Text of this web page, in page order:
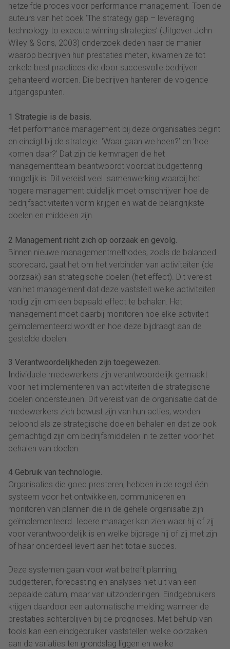
hetzelfde proces voor performance management. Toen de
auteurs van het boek ‘The strategy gap – leveraging
technology to execute winning strategies’ (Uitgever John
Wiley & Sons, 2003) onderzoek deden naar de manier
waarop bedrijven hun prestaties meten, kwamen ze tot
enkele best practices die door succesvolle bedrijven
gehanteerd worden. Die bedrijven hanteren de volgende
uitgangspunten.
1 Strategie is de basis.
Het performance management bij deze organisaties begint
en eindigt bij de strategie. ‘Waar gaan we heen?’ en ‘hoe
komen daar?’ Dat zijn de kernvragen die het
managementteam beantwoordt voordat budgettering
mogelijk is. Dit vereist veel samenwerking waarbij het
hogere management duidelijk moet omschrijven hoe de
bedrijfsactiviteiten vorm krijgen en wat de belangrijkste
doelen en middelen zijn.
2 Management richt zich op oorzaak en gevolg.
Binnen nieuwe managementmethodes, zoals de balanced
scorecard, gaat het om het verbinden van activiteiten (de
oorzaak) aan strategische doelen (het effect). Dit vereist
van het management dat deze vaststelt welke activiteiten
nodig zijn om een bepaald effect te behalen. Het
management moet daarbij monitoren hoe elke activiteit
geïmplementeerd wordt en hoe deze bijdraagt aan de
gestelde doelen.
3 Verantwoordelijkheden zijn toegewezen.
Individuele medewerkers zijn verantwoordelijk gemaakt
voor het implementeren van activiteiten die strategische
doelen ondersteunen. Dit vereist van de organisatie dat de
medewerkers zich bewust zijn van hun acties, worden
beloond als ze strategische doelen behalen en dat ze ook
gemachtigd zijn om bedrijfsmiddelen in te zetten voor het
behalen van doelen.
4 Gebruik van technologie.
Organisaties die goed presteren, hebben in de regel één
systeem voor het ontwikkelen, communiceren en
monitoren van plannen die in de gehele organisatie zijn
geïmplementeerd. Iedere manager kan zien waar hij of zij
voor verantwoordelijk is en welke bijdrage hij of zij met zijn
of haar onderdeel levert aan het totale succes.
Deze systemen gaan voor wat betreft planning,
budgetteren, forecasting en analyses niet uit van een
bepaalde datum, maar van uitzonderingen. Eindgebruikers
krijgen daardoor een automatische melding wanneer de
prestaties achterblijven bij de prognoses. Met behulp van
tools kan een eindgebruiker vaststellen welke oorzaken
aan de variaties ten grondslag liggen en welke